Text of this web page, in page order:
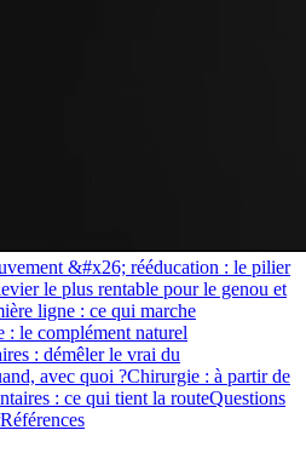
&#x26; rééducation : le pilier
le plus rentable pour le genou et
ligne : ce qui marche
: le complément naturel
: démêler le vrai du
avec quoi ?Chirurgie : à partir de
: ce qui tient la routeQuestions
Références